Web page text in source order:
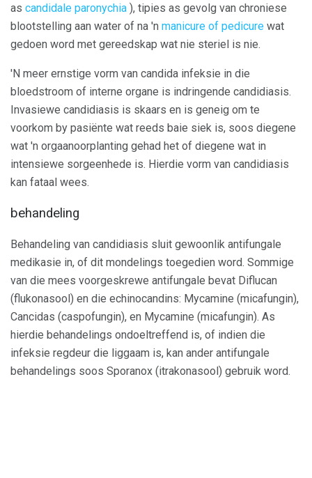
as candidale paronychia ), tipies as gevolg van chroniese
blootstelling aan water of na 'n manicure of pedicure wat
gedoen word met gereedskap wat nie steriel is nie.
'N meer ernstige vorm van candida infeksie in die
bloedstroom of interne organe is indringende candidiasis.
Invasiewe candidiasis is skaars en is geneig om te
voorkom by pasiënte wat reeds baie siek is, soos diegene
wat 'n orgaanoorplanting gehad het of diegene wat in
intensiewe sorgeenhede is. Hierdie vorm van candidiasis
kan fataal wees.
behandeling
Behandeling van candidiasis sluit gewoonlik antifungale
medikasie in, of dit mondelings toegedien word. Sommige
van die mees voorgeskrewe antifungale bevat Diflucan
(flukonasool) en die echinocandins: Mycamine (micafungin),
Cancidas (caspofungin), en Mycamine (micafungin). As
hierdie behandelings ondoeltreffend is, of indien die
infeksie regdeur die liggaam is, kan ander antifungale
behandelings soos Sporanox (itrakonasool) gebruik word.